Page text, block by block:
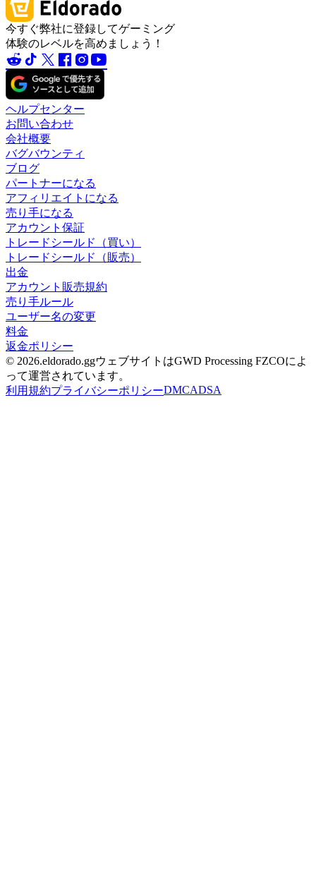
今すぐ弊社に登録してゲーミング
体験のレベルを高めましょう！
ヘルプセンター
お問い合わせ
会社概要
バグバウンティ
ブログ
パートナーになる
アフィリエイトになる
売り手になる
アカウント保証
トレードシールド（買い）
トレードシールド（販売）
出金
アカウント販売規約
売り手ルール
ユーザー名の変更
料金
返金ポリシー
© 2026.eldorado.ggウェブサイトはGWD Processing FZCOによ
って運営されています。
利用規約プライバシーポリシーDMCADSA